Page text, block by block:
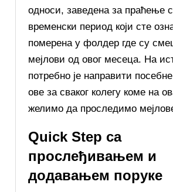
односи, заведена за праћење
временски период који сте
померена у фолдер где су
мејлови од овог месеца. На
потребно је направити
ове за сваког колегу коме на
желимо да проследимо
Quick Step са
прослеђивањем и
додавањем поруке